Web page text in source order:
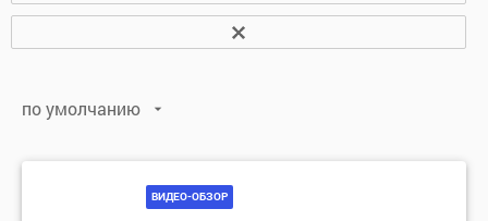
Да (5)
по умолчанию
по алфавиту: А-Я
ВИДЕО-ОБЗОР